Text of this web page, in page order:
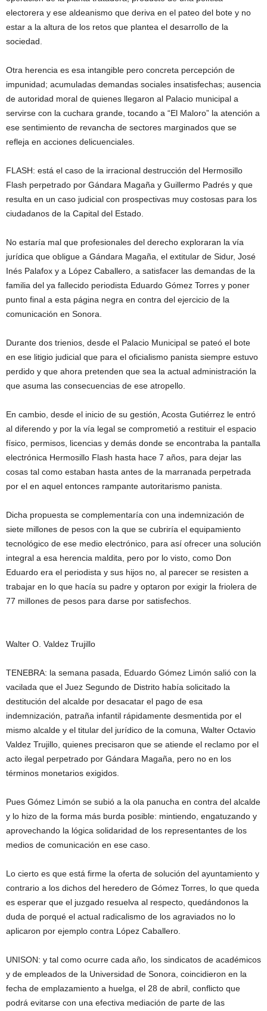
electorera y ese aldeanismo que deriva en el pateo del bote y no
estar a la altura de los retos que plantea el desarrollo de la
sociedad.
Otra herencia es esa intangible pero concreta percepción de
impunidad; acumuladas demandas sociales insatisfechas; ausencia
de autoridad moral de quienes llegaron al Palacio municipal a
servirse con la cuchara grande, tocando a “El Maloro” la atención a
ese sentimiento de revancha de sectores marginados que se
refleja en acciones delicuenciales.
FLASH: está el caso de la irracional destrucción del Hermosillo
Flash perpetrado por Gándara Magaña y Guillermo Padrés y que
resulta en un caso judicial con prospectivas muy costosas para los
ciudadanos de la Capital del Estado.
No estaría mal que profesionales del derecho exploraran la vía
jurídica que obligue a Gándara Magaña, el extitular de Sidur, José
Inés Palafox y a López Caballero, a satisfacer las demandas de la
familia del ya fallecido periodista Eduardo Gómez Torres y poner
punto final a esta página negra en contra del ejercicio de la
comunicación en Sonora.
Durante dos trienios, desde el Palacio Municipal se pateó el bote
en ese litigio judicial que para el oficialismo panista siempre estuvo
perdido y que ahora pretenden que sea la actual administración la
que asuma las consecuencias de ese atropello.
En cambio, desde el inicio de su gestión, Acosta Gutiérrez le entró
al diferendo y por la vía legal se comprometió a restituir el espacio
físico, permisos, licencias y demás donde se encontraba la pantalla
electrónica Hermosillo Flash hasta hace 7 años, para dejar las
cosas tal como estaban hasta antes de la marranada perpetrada
por el en aquel entonces rampante autoritarismo panista.
Dicha propuesta se complementaría con una indemnización de
siete millones de pesos con la que se cubriría el equipamiento
tecnológico de ese medio electrónico, para así ofrecer una solución
integral a esa herencia maldita, pero por lo visto, como Don
Eduardo era el periodista y sus hijos no, al parecer se resisten a
trabajar en lo que hacía su padre y optaron por exigir la friolera de
77 millones de pesos para darse por satisfechos.
Walter O. Valdez Trujillo
TENEBRA: la semana pasada, Eduardo Gómez Limón salió con la
vacilada que el Juez Segundo de Distrito había solicitado la
destitución del alcalde por desacatar el pago de esa
indemnización, patraña infantil rápidamente desmentida por el
mismo alcalde y el titular del jurídico de la comuna, Walter Octavio
Valdez Trujillo, quienes precisaron que se atiende el reclamo por el
acto ilegal perpetrado por Gándara Magaña, pero no en los
términos monetarios exigidos.
Pues Gómez Limón se subió a la ola panucha en contra del alcalde
y lo hizo de la forma más burda posible: mintiendo, engatuzando y
aprovechando la lógica solidaridad de los representantes de los
medios de comunicación en ese caso.
Lo cierto es que está firme la oferta de solución del ayuntamiento y
contrario a los dichos del heredero de Gómez Torres, lo que queda
es esperar que el juzgado resuelva al respecto, quedándonos la
duda de porqué el actual radicalismo de los agraviados no lo
aplicaron por ejemplo contra López Caballero.
UNISON: y tal como ocurre cada año, los sindicatos de académicos
y de empleados de la Universidad de Sonora, coincidieron en la
fecha de emplazamiento a huelga, el 28 de abril, conflicto que
podrá evitarse con una efectiva mediación de parte de las